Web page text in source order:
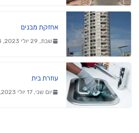
אחזקת מבנים
שבת, 29 יולי 2023, 17:14
עוזרת בית
יום שני, 17 יולי 2023, 19:18